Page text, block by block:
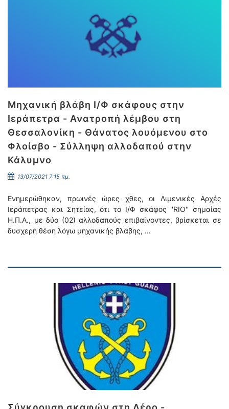
Μηχανική βλάβη Ι/Φ σκάφους στην
Ιεράπετρα - Ανατροπή λέμβου στη
Θεσσαλονίκη - Θάνατος λουόμενου στο
Φλοίσβο - Σύλληψη αλλοδαπού στην
Κάλυμνο
13/07/2021 7:15 πμ.
Ενημερώθηκαν, πρωινές ώρες χθες, οι Λιμενικές Αρχές
Ιεράπετρας και Σητείας, ότι το Ι/Φ σκάφος ''RIO'' σημαίας
Η.Π.Α., με δύο (02) αλλοδαπούς επιβαίνοντες, βρίσκεται σε
δυσχερή θέση λόγω μηχανικής βλάβης, …